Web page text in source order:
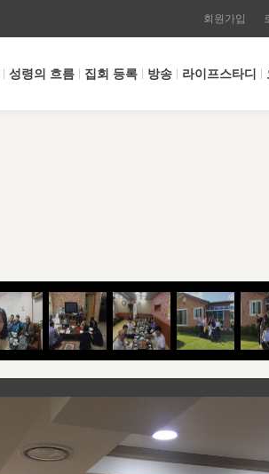
회원가입
성령의 흐름 집회 등록 방송 라이프스타디